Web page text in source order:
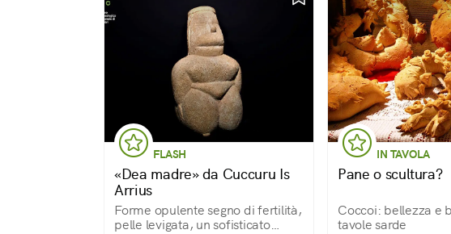
FLASH
«Dea madre» da Cuccuru Is
Arrius
Forme opulente segno di fertilità,
pelle levigata, un sofisticato
IN TAVOLA
Pane o scultura?
Coccoi: bellezza e
tavole sarde